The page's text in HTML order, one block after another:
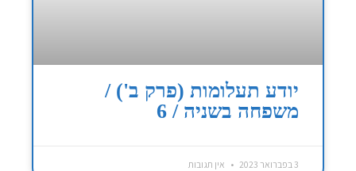
יודע תעלומות (פרק ב') /
משפחה בשניה / 6
3 בפברואר 2023 אין תגובות